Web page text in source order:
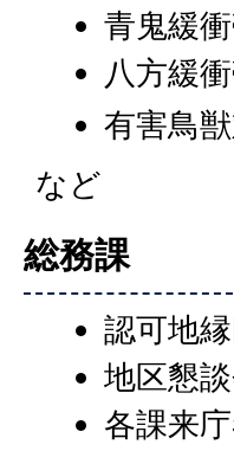
青鬼緩
八方緩
有害鳥獣
など
総務課
認可地
地区懇談
各課来